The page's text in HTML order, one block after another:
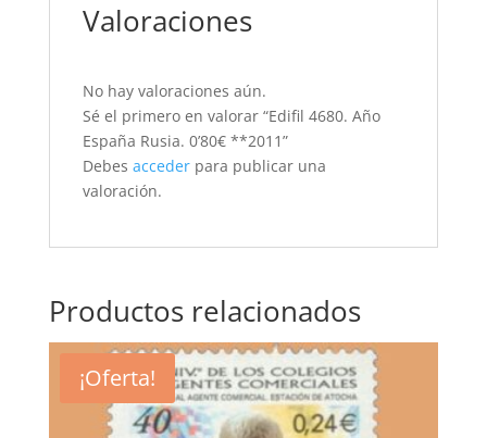
Valoraciones
No hay valoraciones aún.
Sé el primero en valorar “Edifil 4680. Año
España Rusia. 0’80€ **2011”
Debes accederpara publicar una
valoración.
Productos relacionados
¡Oferta!